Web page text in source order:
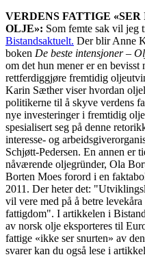
VERDENS FATTIGE
OLJE»: Som femte sak vil jeg
Bistandsaktuelt. Der blir Anne
boken De beste intensjoner –
om det hun mener er en
rettferdiggjøre fremtidig
Karin Sæther viser hvordan
politikerne til å skyve verdens
nye investeringer i fremtidig
spesialisert seg på denne
interesse- og
Schjøtt-Pedersen. En annen er
nåværende oljegründer, Ola
Borten Moes forord i en
2011. Der heter det:
vil vere med på å betre
fattigdom". I artikkelen i
av norsk olje eksporteres til
fattige «ikke ser snurten» av
svarer kan du også lese i